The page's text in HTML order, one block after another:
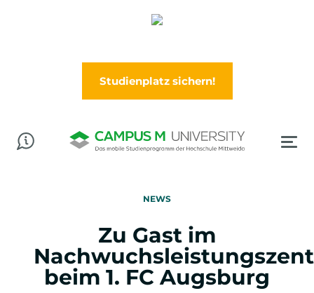
Studienplatz sichern!
NEWS
Zu Gast im
beim 1. FC Augsburg